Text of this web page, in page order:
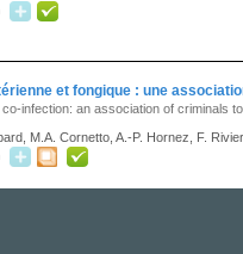
et fongique : une
infection: an association of criminals
M.A. Cornetto, A.-P. Hornez, F.